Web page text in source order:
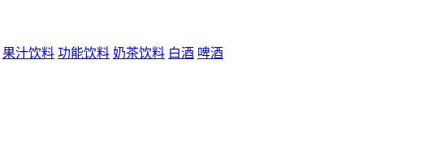
果汁饮料 功能饮料 奶茶饮料 白酒 啤酒